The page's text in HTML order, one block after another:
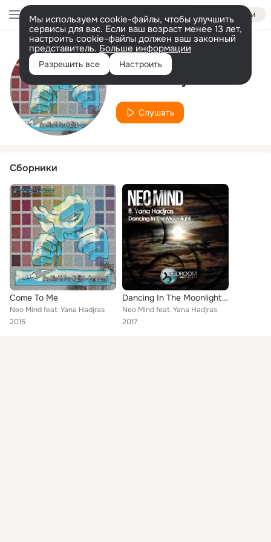
Войти
Мы используем cookie-файлы, чтобы улучшить
сервисы для вас. Если ваш возраст менее 13 лет,
настроить cookie-файлы должен ваш законный
представитель. Больше информации
Разрешить все Настроить
Исполнитель
Yana Hadjras
Слушать
Сборники
Come To Me
Neo Mind feat. Yana Hadjras
2015
Dancing In The Moonlight Ft. Yana Hadjras
Neo Mind feat. Yana Hadjras
2017